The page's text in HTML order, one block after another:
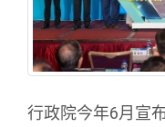
行政院今年6月宣